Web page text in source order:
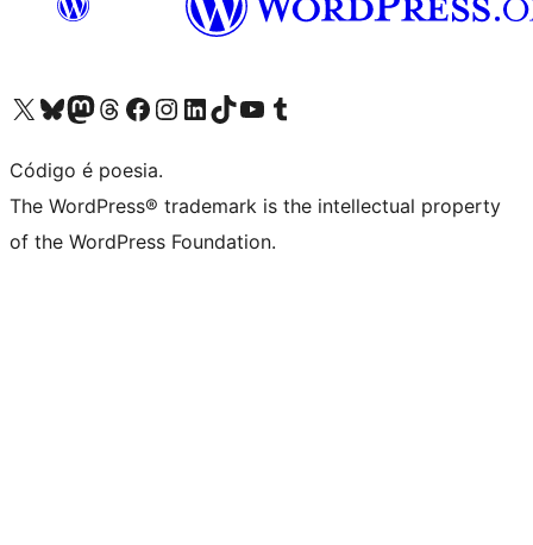
Visite a nossa conta X (antigo Twitter)
Visit our Bluesky account
Visit our Mastodon account
Visit our Threads account
Visite a nossa página do Facebook
Visite a nossa conta no Instagram
Visite a nossa conta no LinkedIn
Visit our TikTok account
Visit our YouTube channel
Visit our Tumblr account
Código é poesia.
The WordPress® trademark is the intellectual property
of the WordPress Foundation.